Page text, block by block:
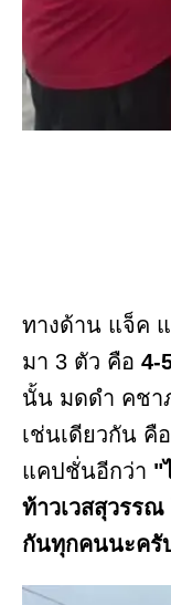
ทางด้าน แจ็ค
มา 3 ตัว คือ 4-
นั้น มดดำ คชา
เช่นเดียวกัน คือ
แคปชั่นอีกว่า "
ท้าวเวสสุวรรณ
กันทุกคนนะครั